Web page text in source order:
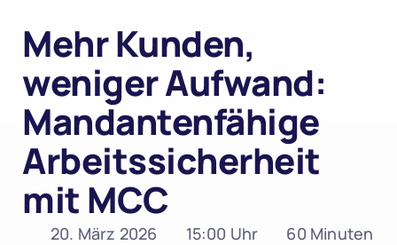
Mehr Kunden,
weniger Aufwand:
Mandantenfähige
Arbeitssicherheit
mit MCC
20. März 2026 15:00 Uhr 60 Minuten